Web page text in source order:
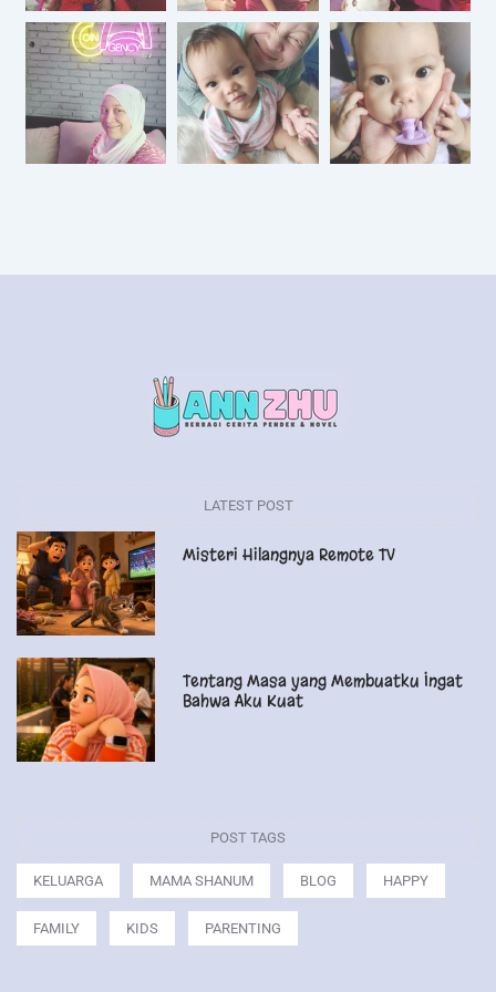
LATEST POST
Misteri Hilangnya Remote TV
Tentang Masa yang Membuatku Ingat
Bahwa Aku Kuat
POST TAGS
KELUARGA MAMA SHANUM BLOG HAPPY
FAMILY KIDS PARENTING